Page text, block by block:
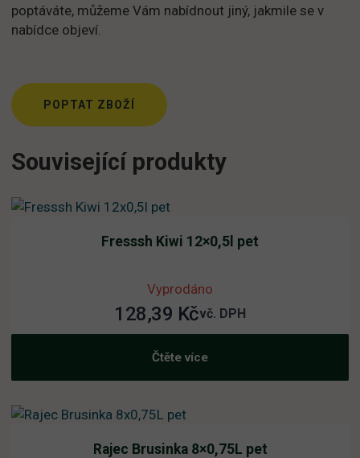
poptáváte, můžeme Vám nabídnout jiný, jakmile se v
nabídce objeví.
POPTAT ZBOŽÍ
Související produkty
Fresssh Kiwi 12×0,5l pet
Vyprodáno
128,39 Kčvč. DPH
Čtěte více
Rajec Brusinka 8×0,75L pet